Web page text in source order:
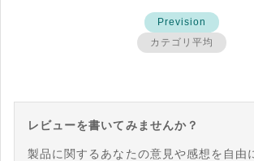
Prevision
カテゴリ平均
レビューを書いてみませんか？
製品に関するあなたの意見や感想を自由